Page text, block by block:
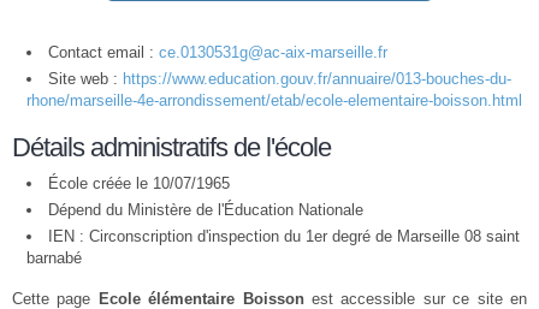
Contact email : ce.0130531g@ac-aix-marseille.fr
Site web : https://www.education.gouv.fr/annuaire/013-bouches-du-
rhone/marseille-4e-arrondissement/etab/ecole-elementaire-boisson.html
Détails administratifs de l'école
École créée le 10/07/1965
Dépend du Ministère de l'Éducation Nationale
IEN : Circonscription d'inspection du 1er degré de Marseille 08 saint
barnabé
Cette page Ecole élémentaire Boissonest accessible sur ce site en